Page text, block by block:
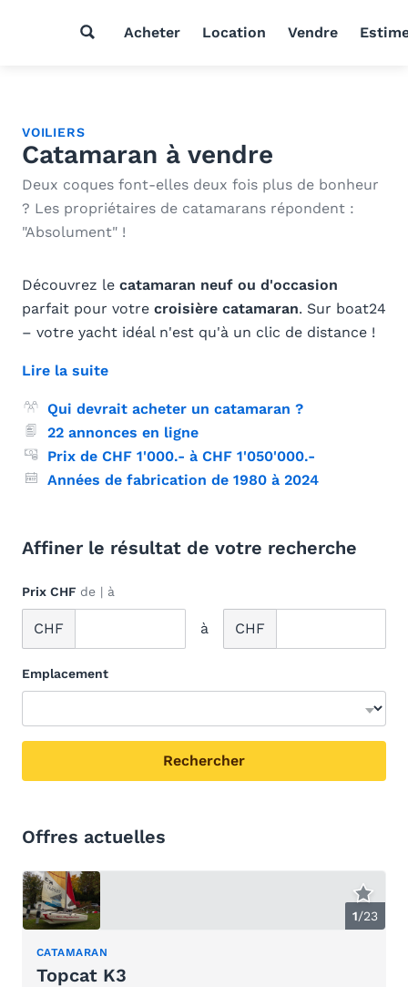
Acheter Location Vendre
VOILIERS
Catamaran à vendre
Deux coques font-elles deux fois plus de bonheur
? Les propriétaires de catamarans répondent :
"Absolument" !
Découvrez le catamaran neuf ou d'occasion
parfait pour votre croisière catamaran. Sur boat24
– votre yacht idéal n'est qu'à un clic de distance !
Lire la suite
Qui devrait acheter un catamaran ?
22 annonces en ligne
Prix de CHF 1'000.- à CHF 1'050'000.-
Années de fabrication de 1980 à 2024
Affiner le résultat de votre recherche
Prix CHF de | à
CHF à CHF
Emplacement
Offres actuelles
1/23
CATAMARAN
Topcat K3